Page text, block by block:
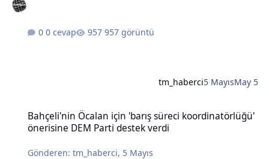
0 cevap 957 görüntü
tm_haberci5 MayısMay 5
Bahçeli'nin Öcalan için 'barış süreci koordinatörlüğü'
önerisine DEM Parti destek verdi
Gönderen:tm_haberci, 5 Mayıs